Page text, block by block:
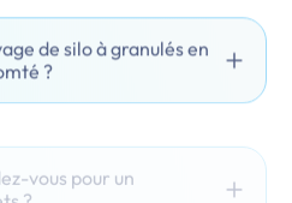
de silo à granulés en
?
vous pour un
aspirés ?